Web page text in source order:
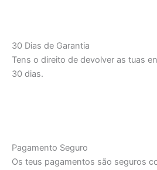
30 Dias de Garantia
Tens o direito de devolver as tuas
30 dias.
Pagamento Seguro
Os teus pagamentos são seguros